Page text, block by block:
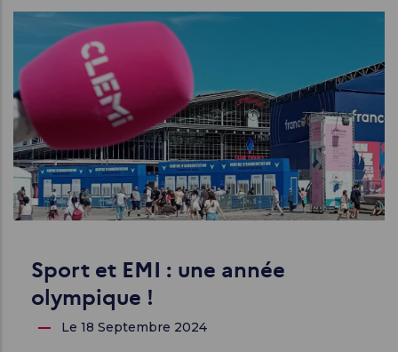
Sport et EMI : une année
olympique !
Le 18 Septembre 2024